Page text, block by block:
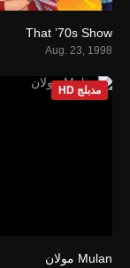
That ’70s Show
Aug. 23, 1998
مدبلج HD
Mulan مولان